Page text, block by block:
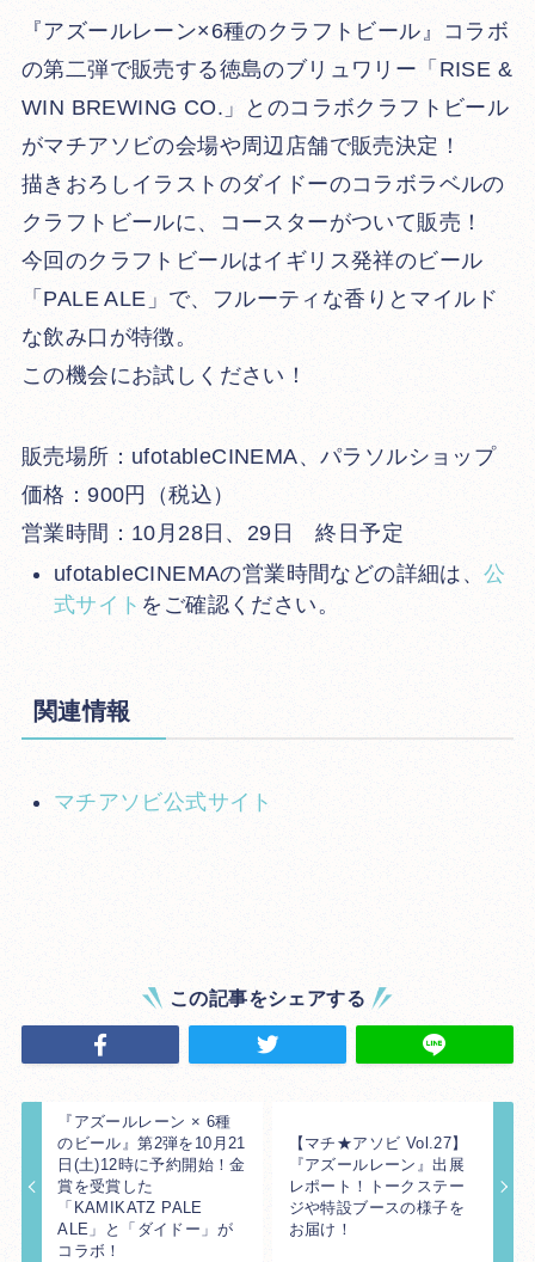
『アズールレーン×6種のクラフトビール』コラボ
の第二弾で販売する徳島のブリュワリー「RISE &
WIN BREWING CO.」とのコラボクラフトビール
がマチアソビの会場や周辺店舗で販売決定！
描きおろしイラストのダイドーのコラボラベルの
クラフトビールに、コースターがついて販売！
今回のクラフトビールはイギリス発祥のビール
「PALE ALE」で、フルーティな香りとマイルド
な飲み口が特徴。
この機会にお試しください！
販売場所：ufotableCINEMA、パラソルショップ
価格：900円（税込）
営業時間：10月28日、29日 終日予定
ufotableCINEMAの営業時間などの詳細は、公
式サイト をご確認ください。
関連情報
マチアソビ公式サイト
この記事をシェアする
『アズールレーン × 6種
のビール』第2弾を10月21
日(土)12時に予約開始！金
賞を受賞した
「KAMIKATZ PALE
ALE」と「ダイドー」が
コラボ！
【マチ★アソビ Vol.27】
『アズールレーン』出展
レポート！トークステー
ジや特設ブースの様子を
お届け！